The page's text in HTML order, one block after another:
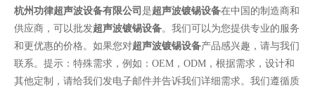
杭州功律超声波设备有限公司 是超声波镀锡设备在中国的制造商和
供应商，可以批发超声波镀锡设备。我们可以为您提供专业的服务
和更优惠的价格。如果您对超声波镀锡设备产品感兴趣，请与我们
联系。提示：特殊需求，例如：OEM，ODM，根据需求，设计和
其他定制，请给我们发电子邮件并告诉我们详细需求。我们遵循质